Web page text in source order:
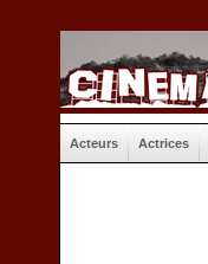
Acteurs Actrices